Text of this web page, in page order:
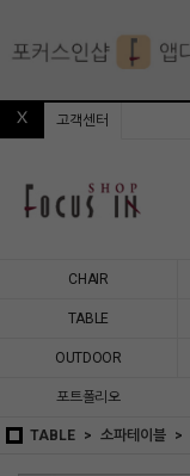
고객센터
CHAIR
TABLE
OUTDOOR
포트폴리오
TABLE 소파테이블